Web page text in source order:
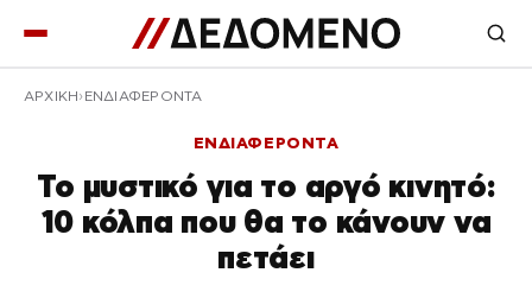
ΑΡΧΙΚΉ ΕΝΔΙΑΦΕΡΟΝΤΑ
ΕΝΔΙΑΦΕΡΟΝΤΑ
Το μυστικό για το αργό κινητό:
10 κόλπα που θα το κάνουν να
πετάει